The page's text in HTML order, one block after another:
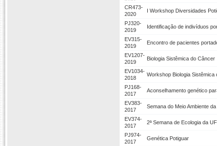
CR473-
2020
I Workshop Diversidades
PJ320-
2019
Identificação de indivíduos
EV315-
2019
Encontro de pacientes
EV1207-
2019
Biologia Sistêmica do Câncer
EV1034-
2018
Workshop Biologia Sistêmica
PJ168-
2017
Aconselhamento genético
EV383-
2017
Semana do Meio Ambiente
EV374-
2017
2ª Semana de Ecologia da
PJ974-
2017
Genética Potiguar